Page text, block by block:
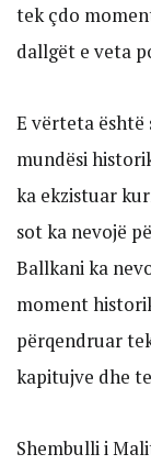
tek çdo
dallgët e veta
E vërteta është
mundësi
ka ekzistuar
sot ka nevojë
Ballkani ka
moment
përqendruar
kapitujve dhe
Shembulli i